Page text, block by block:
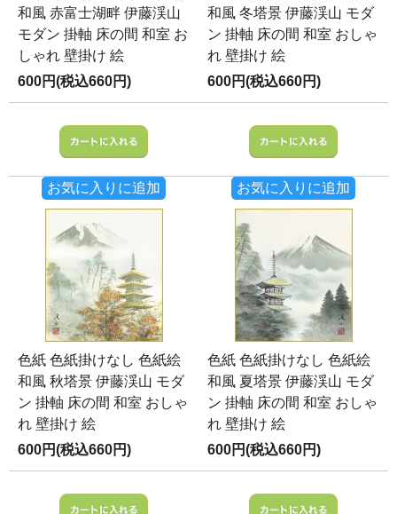
和風 赤富士湖畔 伊藤渓山
モダン 掛軸 床の間 和室 お
しゃれ 壁掛け 絵
600円(税込660円)
お気に入りに追加
和風 冬塔景 伊藤渓山 モダ
ン 掛軸 床の間 和室 おしゃ
れ 壁掛け 絵
600円(税込660円)
お気に入りに追加
色紙 色紙掛けなし 色紙絵
和風 秋塔景 伊藤渓山 モダ
ン 掛軸 床の間 和室 おしゃ
れ 壁掛け 絵
600円(税込660円)
色紙 色紙掛けなし 色紙絵
和風 夏塔景 伊藤渓山 モダ
ン 掛軸 床の間 和室 おしゃ
れ 壁掛け 絵
600円(税込660円)